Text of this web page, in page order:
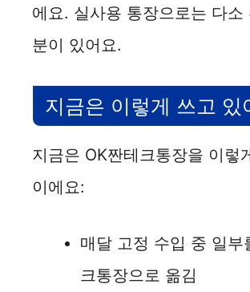
에요. 실사용 통장으로는 다소
분이 있어요.
지금은 이렇게 쓰고 있
지금은 OK짠테크통장을 이렇
이에요:
매달 고정 수입 중 일부
크통장으로 옮김